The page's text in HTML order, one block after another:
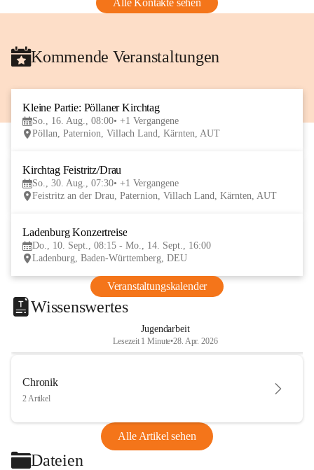
Alle Kontakte sehen
Kommende Veranstaltungen
Kleine Partie: Pöllaner Kirchtag
So., 16. Aug., 08:00 +1 Vergangene
Pöllan, Paternion, Villach Land, Kärnten, AUT
Kirchtag Feistritz/Drau
So., 30. Aug., 07:30 +1 Vergangene
Feistritz an der Drau, Paternion, Villach Land, Kärnten, AUT
Ladenburg Konzertreise
Do., 10. Sept., 08:15 - Mo., 14. Sept., 16:00
Ladenburg, Baden-Württemberg, DEU
Veranstaltungskalender
Wissenswertes
Jugendarbeit
Lesezeit 1 Minute•28. Apr. 2026
Chronik
2 Artikel
Alle Artikel sehen
Dateien